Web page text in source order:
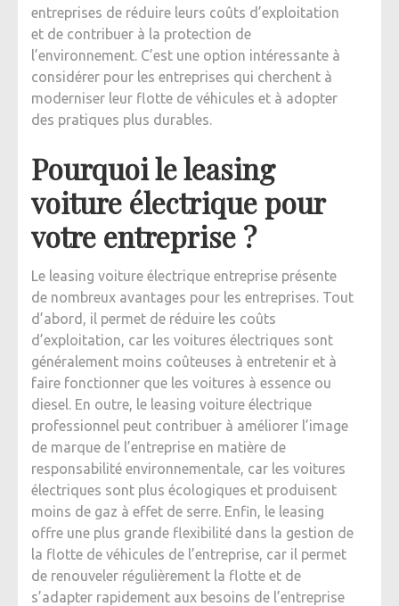
entreprises de réduire leurs coûts d’exploitation
et de contribuer à la protection de
l’environnement. C’est une option intéressante à
considérer pour les entreprises qui cherchent à
moderniser leur flotte de véhicules et à adopter
des pratiques plus durables.
Pourquoi le leasing
voiture électrique pour
votre entreprise ?
Le leasing voiture électrique entreprise présente
de nombreux avantages pour les entreprises. Tout
d’abord, il permet de réduire les coûts
d’exploitation, car les voitures électriques sont
généralement moins coûteuses à entretenir et à
faire fonctionner que les voitures à essence ou
diesel. En outre, le leasing voiture électrique
professionnel peut contribuer à améliorer l’image
de marque de l’entreprise en matière de
responsabilité environnementale, car les voitures
électriques sont plus écologiques et produisent
moins de gaz à effet de serre. Enfin, le leasing
offre une plus grande flexibilité dans la gestion de
la flotte de véhicules de l’entreprise, car il permet
de renouveler régulièrement la flotte et de
s’adapter rapidement aux besoins de l’entreprise